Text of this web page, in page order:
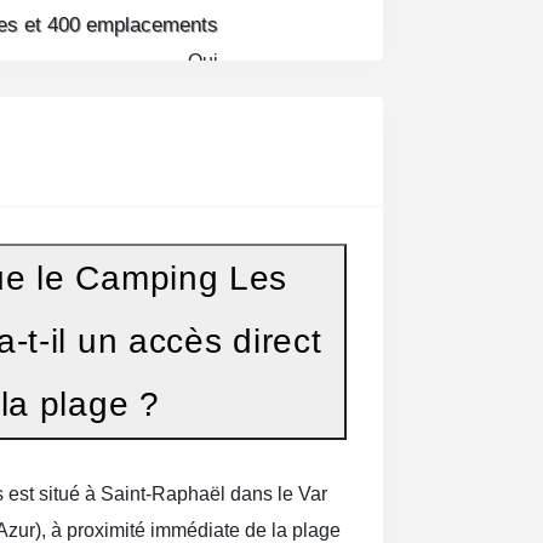
desvacances d’exception sur la
en couple, à deux pas des plages
et 400 emplacements
Oui
géographique à flanc de
Les Tournels vous propose de
espace aquatique de 4000m2,
snack-bar, des espaces
vous accueille pour vos
le Camping Les
un accès direct
plage ?
est situé à Saint‑Raphaël dans le Var
à proximité immédiate de la plage